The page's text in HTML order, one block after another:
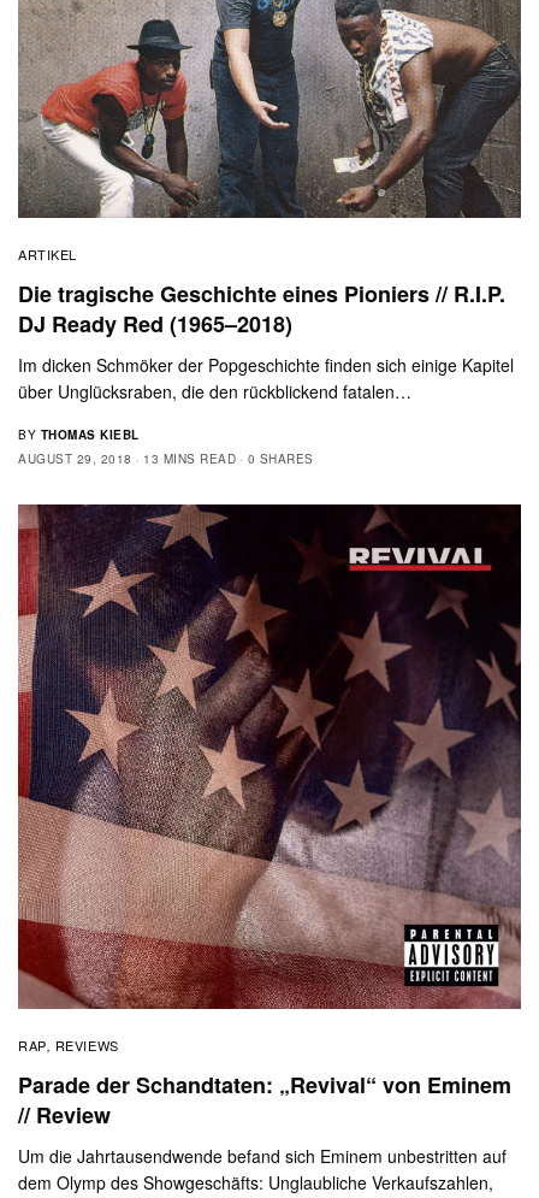
ARTIKEL
Die tragische Geschichte eines Pioniers // R.I.P.
DJ Ready Red (1965–2018)
Im dicken Schmöker der Popgeschichte finden sich einige Kapitel
über Unglücksraben, die den rückblickend fatalen…
BY THOMAS KIEBL
AUGUST 29, 2018
13 MINS READ 0 SHARES
RAP, REVIEWS
Parade der Schandtaten: „Revival“ von Eminem
// Review
Um die Jahrtausendwende befand sich Eminem unbestritten auf
dem Olymp des Showgeschäfts: Unglaubliche Verkaufszahlen,